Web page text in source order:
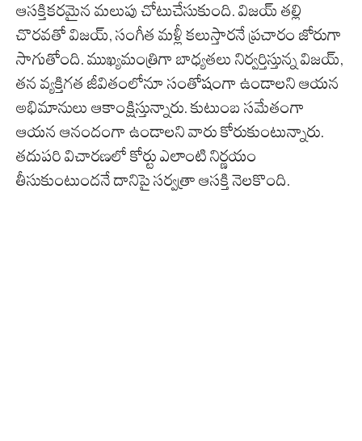
ఆసక్తికరమైన మలుపు చోటుచేసుకుంది. విజయ్ తల్లి
చొరవతో విజయ్, సంగీత మళ్లీ కలుస్తారనే ప్రచారం జోరుగా
సాగుతోంది. ముఖ్యమంత్రిగా బాధ్యతలు నిర్వర్తిస్తున్న విజయ్,
తన వ్యక్తిగత జీవితంలోనూ సంతోషంగా ఉండాలని ఆయన
అభిమానులు ఆకాంక్షిస్తున్నారు. కుటుంబ సమేతంగా
ఆయన ఆనందంగా ఉండాలని వారు కోరుకుంటున్నారు.
తదుపరి విచారణలో కోర్టు ఎలాంటి నిర్ణయం
తీసుకుంటుందనే దానిపై సర్వత్రా ఆసక్తి నెలకొంది.